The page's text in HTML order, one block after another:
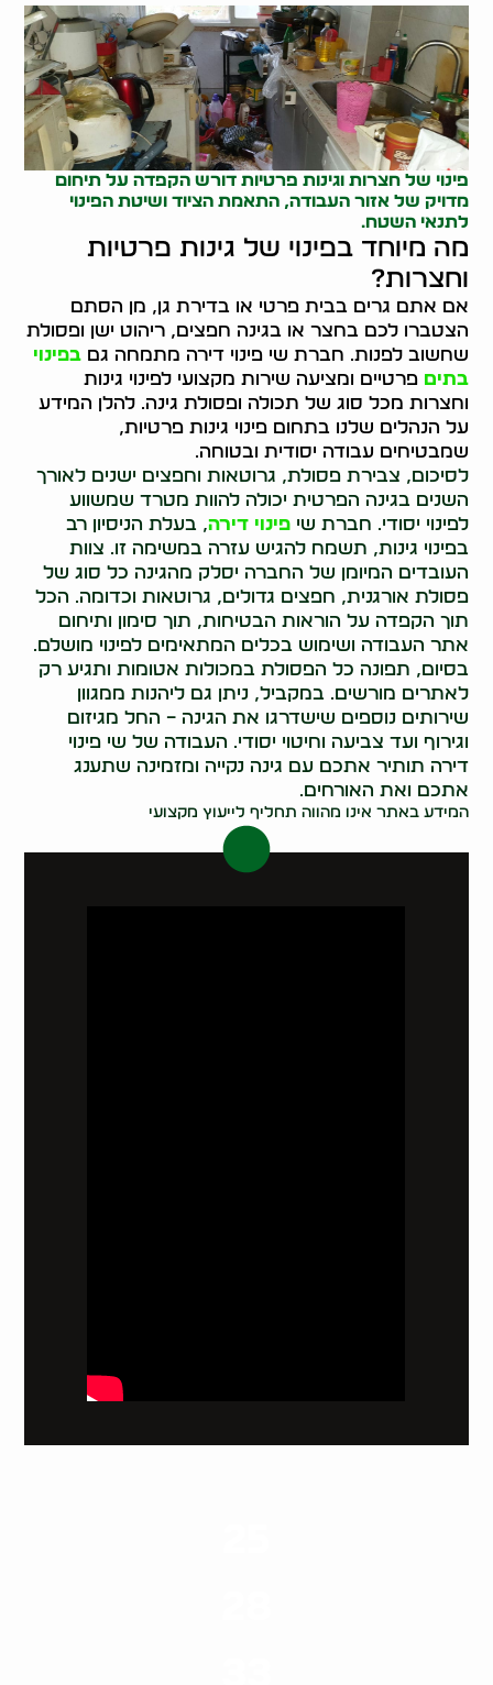
פינוי של חצרות וגינות פרטיות דורש הקפדה על תיחום
מדויק של אזור העבודה, התאמת הציוד ושיטת הפינוי
לתנאי השטח.
מה מיוחד בפינוי של גינות פרטיות
וחצרות?
אם אתם גרים בבית פרטי או בדירת גן, מן הסתם
הצטברו לכם בחצר או בגינה חפצים, ריהוט ישן ופסולת
שחשוב לפנות. חברת שי פינוי דירה מתמחה גםבפינוי
בתים פרטיים ומציעה שירות מקצועי לפינוי גינות
וחצרות מכל סוג של תכולה ופסולת גינה. להלן המידע
על הנהלים שלנו בתחום פינוי גינות פרטיות,
שמבטיחים עבודה יסודית ובטוחה.
לסיכום, צבירת פסולת, גרוטאות וחפצים ישנים לאורך
השנים בגינה הפרטית יכולה להוות מטרד שמשווע
לפינוי יסודי. חברת שיפינוי דירה, בעלת הניסיון רב
בפינוי גינות, תשמח להגיש עזרה במשימה זו. צוות
העובדים המיומן של החברה יסלק מהגינה כל סוג של
פסולת אורגנית, חפצים גדולים, גרוטאות וכדומה. הכל
תוך הקפדה על הוראות הבטיחות, תוך סימון ותיחום
אתר העבודה ושימוש בכלים המתאימים לפינוי מושלם.
בסיום, תפונה כל הפסולת במכולות אטומות ותגיע רק
לאתרים מורשים. במקביל, ניתן גם ליהנות ממגוון
שירותים נוספים שישדרגו את הגינה – החל מגיזום
וגירוף ועד צביעה וחיטוי יסודי. העבודה של שי פינוי
דירה תותיר אתכם עם גינה נקייה ומזמינה שתענג
אתכם ואת האורחים.
המידע באתר אינו מהווה תחליף לייעוץ מקצועי